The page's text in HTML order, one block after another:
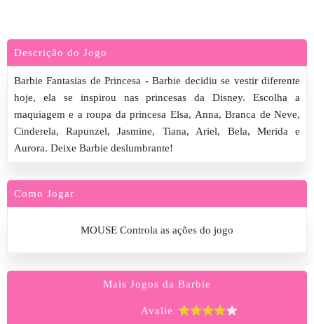
Descrição do Jogo
Barbie Fantasias de Princesa - Barbie decidiu se vestir diferente
hoje, ela se inspirou nas princesas da Disney. Escolha a
maquiagem e a roupa da princesa Elsa, Anna, Branca de Neve,
Cinderela, Rapunzel, Jasmine, Tiana, Ariel, Bela, Merida e
Aurora. Deixe Barbie deslumbrante!
Como Jogar
MOUSE Controla as ações do jogo
Mais Jogos da Barbie
Avalie